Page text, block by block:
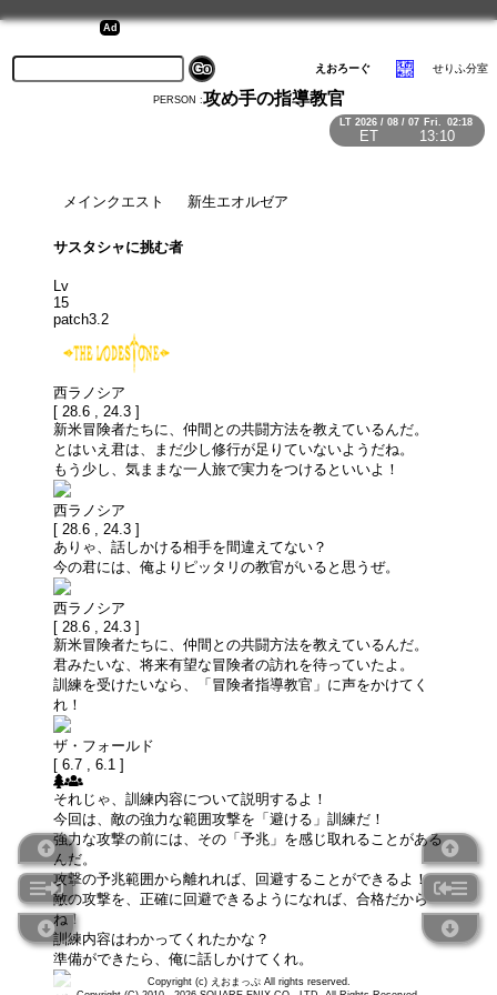
Copyright (c) えおまっぷ All rights reserved.
LT 2026 / 08 / 07 Fri. 02:18
ET 13:10
えおろーぐ せりふ分室
PERSON :攻め手の指導教官
メインクエスト 新生エオルゼア
サスタシャに挑む者
Lv
15
patch3.2
西ラノシア
[ 28.6 , 24.3 ]
新米冒険者たちに、仲間との共闘方法を教えているんだ。
とはいえ君は、まだ少し修行が足りていないようだね。
もう少し、気ままな一人旅で実力をつけるといいよ！
西ラノシア
[ 28.6 , 24.3 ]
ありゃ、話しかける相手を間違えてない？
今の君には、俺よりピッタリの教官がいると思うぜ。
西ラノシア
[ 28.6 , 24.3 ]
新米冒険者たちに、仲間との共闘方法を教えているんだ。
君みたいな、将来有望な冒険者の訪れを待っていたよ。
訓練を受けたいなら、「冒険者指導教官」に声をかけてく
れ！
ザ・フォールド
[ 6.7 , 6.1 ]
それじゃ、訓練内容について説明するよ！
今回は、敵の強力な範囲攻撃を「避ける」訓練だ！
強力な攻撃の前には、その「予兆」を感じ取れることがある
んだ。
攻撃の予兆範囲から離れれば、回避することができるよ！
敵の攻撃を、正確に回避できるようになれば、合格だから
ね！
訓練内容はわかってくれたかな？
準備ができたら、俺に話しかけてくれ。